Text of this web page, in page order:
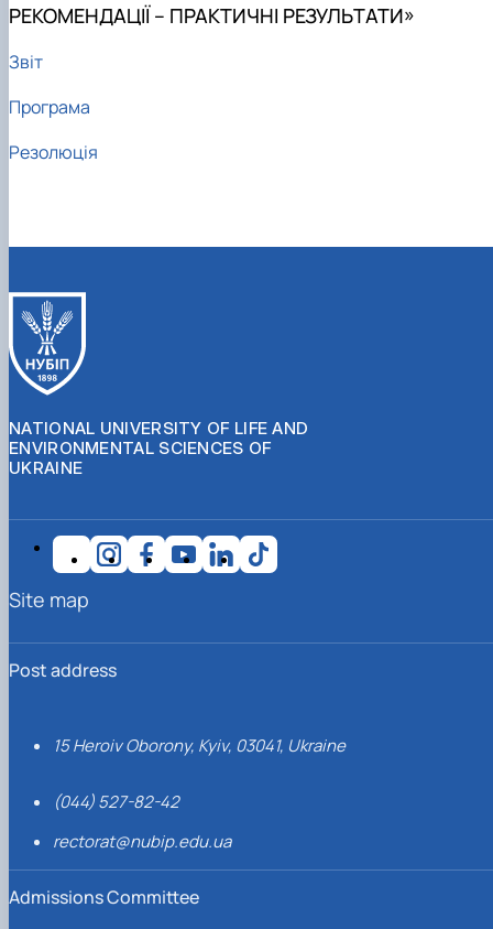
РЕКОМЕНДАЦІЇ – ПРАКТИЧНІ РЕЗУЛЬТАТИ»
Звіт
Програма
Резолюція
NATIONAL UNIVERSITY OF LIFE AND
ENVIRONMENTAL SCIENCES OF
UKRAINE
Post address
15 Heroiv Oborony, Kyiv, 03041, Ukraine
(044) 527-82-42
rectorat@nubip.edu.ua
Admissions Committee
Site map